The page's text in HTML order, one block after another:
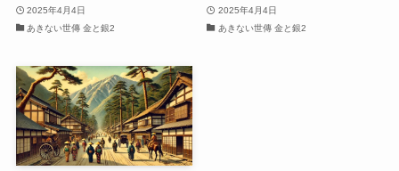
2025年4月4日
あきない世傳 金と銀2
2025年4月4日
あきない世傳 金と銀2